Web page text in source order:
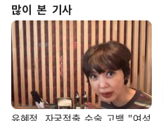
많이 본 기사
유혜정, 자궁적출 수술 고백 "여성